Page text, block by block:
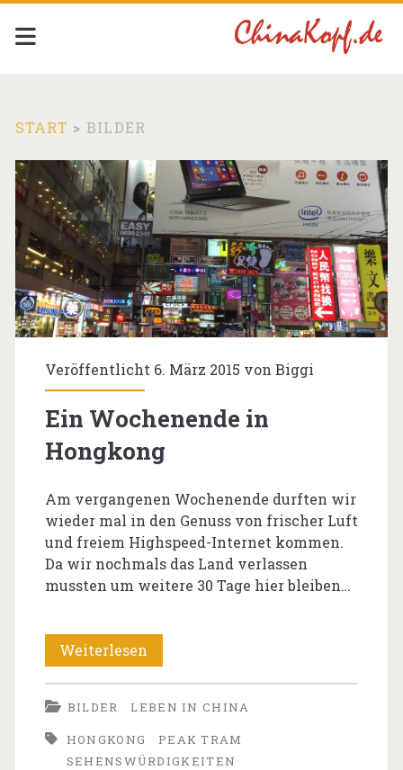
START > BILDER
Kategorie:
<span>Bilder</span>
Veröffentlicht 6. März 2015 von Biggi
Ein Wochenende in
Hongkong
Am vergangenen Wochenende durften wir
wieder mal in den Genuss von frischer Luft
und freiem Highspeed-Internet kommen.
Da wir nochmals das Land verlassen
mussten um weitere 30 Tage hier bleiben…
Weiterlesen
Wochenende
in
Hongkong
BILDER
LEBEN IN CHINA
HONGKONG
PEAK TRAM
SEHENSWÜRDIGKEITEN